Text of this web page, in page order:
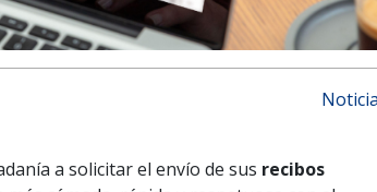
a solicitar el envío de sus recibos